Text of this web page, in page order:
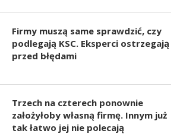
Firmy muszą same sprawdzić, czy
podlegają KSC. Eksperci ostrzegają
przed błędami
Trzech na czterech ponownie
założyłoby własną firmę. Innym już
tak łatwo jej nie polecają